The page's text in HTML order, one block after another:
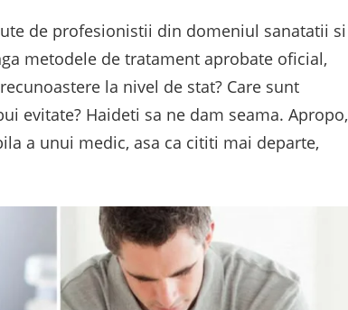
de profesionistii din domeniul sanatatii si
metodele de tratament aprobate oficial,
la nivel de stat? Care sunt
evitate? Haideti sa ne dam seama. Apropo,
a unui medic, asa ca cititi mai departe,